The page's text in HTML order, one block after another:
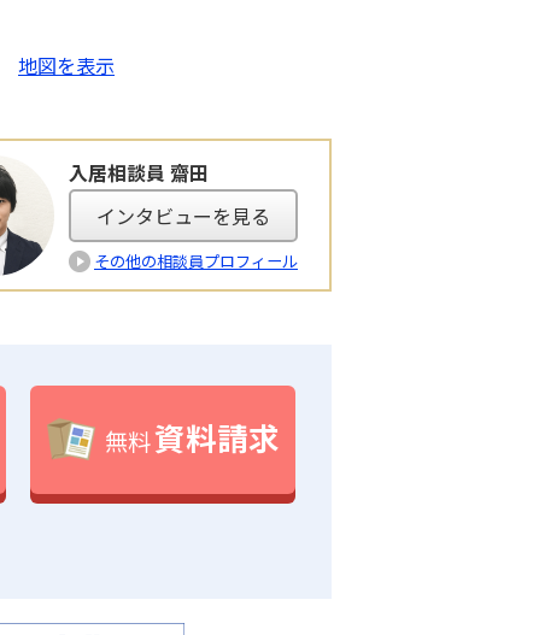
地図を表示
入居相談員 齋田
インタビューを見る
その他の相談員プロフィール
無料資料請求